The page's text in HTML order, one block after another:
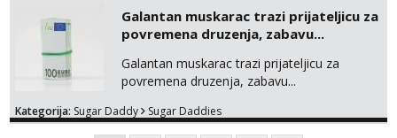
Galantan muskarac trazi prijateljicu za
povremena druzenja, zabavu...
Galantan muskarac trazi prijateljicu za
povremena druzenja, zabavu...
Kategorija: Sugar Daddy Sugar Daddies